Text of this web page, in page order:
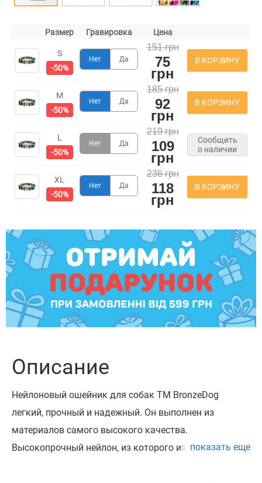
Размер Гравировка Цена
S
-50%
Нет Да
151 грн
75
грн
В КОРЗИНУ
M
-50%
Нет Да
185 грн
92
грн
В КОРЗИНУ
L
-50%
Нет Да
219 грн
109
грн
Сообщить
о наличии
XL
-50%
Нет Да
236 грн
118
грн
В КОРЗИНУ
Описание
Нейлоновый ошейник для собак ТМ BronzeDog
легкий, прочный и надежный. Он выполнен из
материалов самого высокого качества.
Высокопрочный нейлон, из которого изготовлен
показать еще